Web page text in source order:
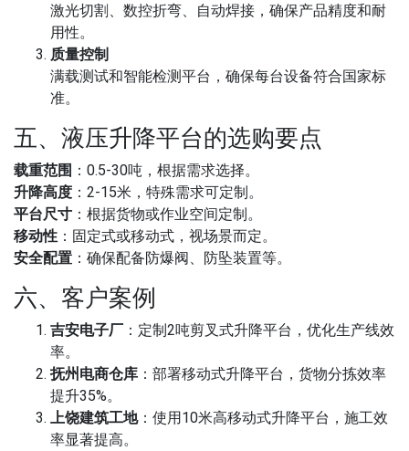
激光切割、数控折弯、自动焊接，确保产品精度和耐
用性。
质量控制
满载测试和智能检测平台，确保每台设备符合国家标
准。
五、液压升降平台的选购要点
载重范围 ：0.5-30吨，根据需求选择。
升降高度 ：2-15米，特殊需求可定制。
平台尺寸 ：根据货物或作业空间定制。
移动性 ：固定式或移动式，视场景而定。
安全配置 ：确保配备防爆阀、防坠装置等。
六、客户案例
吉安电子厂 ：定制2吨剪叉式升降平台，优化生产线效
率。
抚州电商仓库 ：部署移动式升降平台，货物分拣效率
提升35%。
上饶建筑工地：使用10米高移动式升降平台，施工效
率显著提高。